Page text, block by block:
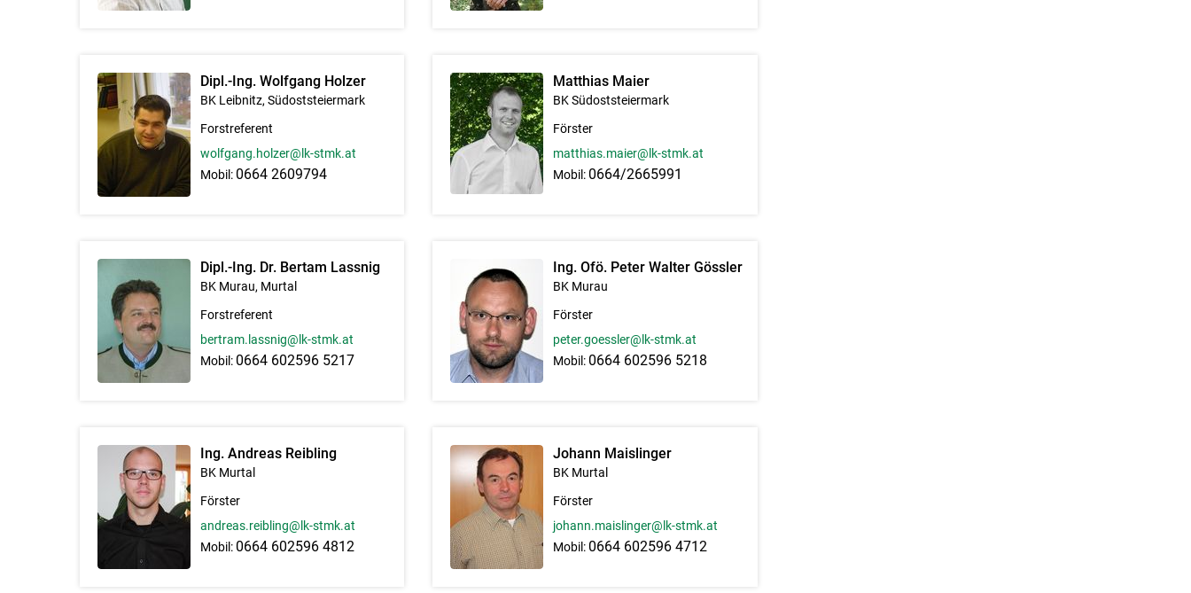
Dipl.-Ing. Wolfgang Holzer
BK Leibnitz, Südoststeiermark
Forstreferent
wolfgang.holzer@lk-stmk.at
Mobil:0664 2609794
Matthias Maier
BK Südoststeiermark
Förster
matthias.maier@lk-stmk.at
Mobil:0664/2665991
Dipl.-Ing. Dr. Bertam Lassnig
BK Murau, Murtal
Forstreferent
bertram.lassnig@lk-stmk.at
Mobil:0664 602596 5217
Ing. Ofö. Peter Walter Gössler
BK Murau
Förster
peter.goessler@lk-stmk.at
Mobil:0664 602596 5218
Ing. Andreas Reibling
BK Murtal
Förster
andreas.reibling@lk-stmk.at
Mobil:0664 602596 4812
Johann Maislinger
BK Murtal
Förster
johann.maislinger@lk-stmk.at
Mobil:0664 602596 4712